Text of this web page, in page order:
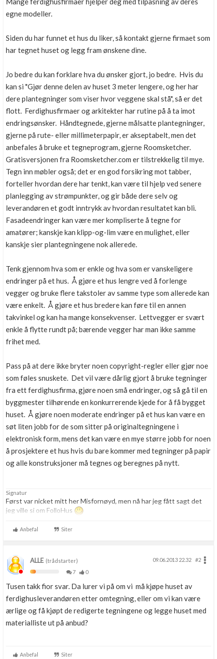
egne modeller.
Siden du har funnet et hus du liker, så kontakt gjerne firmaet som
har tegnet huset og legg fram ønskene dine.
Jo bedre du kan forklare hva du ønsker gjort, jo bedre. Hvis du
kan si "Gjør denne delen av huset 3 meter lengere, og her har
dere plantegninger som viser hvor veggene skal stå", så er det
flott. Ferdighusfirmaer og arkitekter har rutine på å ta imot
endringsønsker. Håndtegnede, gjerne målsatte plantegninger,
gjerne på rute- eller millimeterpapir, er akseptabelt, men det
anbefales å bruke et tegneprogram, gjerne Roomsketcher.
Gratisversjonen fra Roomsketcher.com er tilstrekkelig til mye.
Tegn inn møbler også; det er en god forsikring mot tabber,
forteller hvordan dere har tenkt, kan være til hjelp ved senere
planlegging av strømpunkter, og gir både dere selv og
leverandøren et godt inntrykk av hvordan resultatet kan bli.
Fasadeendringer kan være mer kompliserte å tegne for
amatører; kanskje kan klipp-og-lim være en mulighet, eller
kanskje sier plantegningene nok allerede.
Tenk gjennom hva som er enkle og hva som er vanskeligere
endringer på et hus. Å gjøre et hus lengre ved å forlenge
vegger og bruke flere takstoler av samme type som allerede kan
være enkelt. Å gjøre et hus bredere kan føre til en annen
takvinkel og kan ha mange konsekvenser. Lettvegger er svært
enkle å flytte rundt på; bærende vegger har man ikke samme
frihet med.
Pass på at dere ikke bryter noen copyright-regler eller gjør noe
som føles snuskete. Det vil være dårlig gjort å bruke tegninger
fra ett ferdighusfirma, gjøre noen små endringer, og så gå til en
byggmester tilhørende en konkurrerende kjede for å få bygget
huset. Å gjøre noen moderate endringer på et hus kan være en
søt liten jobb for de som sitter på originaltegningene i
elektronisk form, mens det kan være en mye større jobb for noen
å prosjektere et hus hvis du bare kommer med tegninger på papir
og alle konstruksjoner må tegnes og beregnes på nytt.
Signatur
Først var nicket mitt her Misfornøyd, men nå har jeg fått sagt det
jeg ville si om FolloHus
Anbefal Siter
ALLE (trådstarter) 09.06.2013 22.32
#2
7
0
Tusen takk fior svar. Da lurer vi på om vi må kjøpe huset av
ferdighusleverandøren etter omtegning, eller om vi kan være
ærlige og få kjøpt de redigerte tegningene og legge huset med
materialliste ut på anbud?
Anbefal Siter